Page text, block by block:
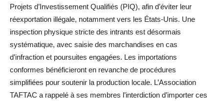
Projets d’Investissement Qualifiés (PIQ), afin d’éviter leur
réexportation illégale, notamment vers les États-Unis. Une
inspection physique stricte des intrants est désormais
systématique, avec saisie des marchandises en cas
d’infraction et poursuites engagées. Les importations
conformes bénéficieront en revanche de procédures
simplifiées pour soutenir la production locale. L’Association
TAFTAC a rappelé à ses membres l’interdiction d’importer ces